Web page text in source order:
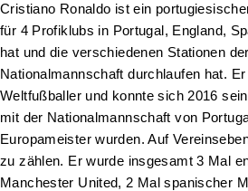
Cristiano Ronaldo ist ein
für 4 Profiklubs in Portugal, England,
hat und die verschiedenen Stationen
Nationalmannschaft durchlaufen hat.
Weltfußballer und konnte sich 2016
mit der Nationalmannschaft von
Europameister wurden. Auf
zu zählen. Er wurde insgesamt 3 Mal
Manchester United, 2 Mal spanischer